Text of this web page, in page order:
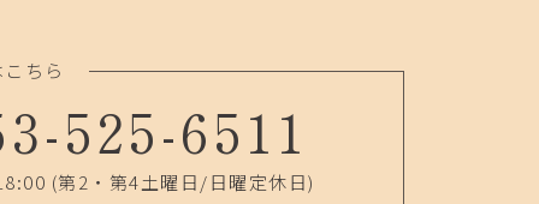
ちら
525-6511
(第2・第4土曜日/日曜定休日)